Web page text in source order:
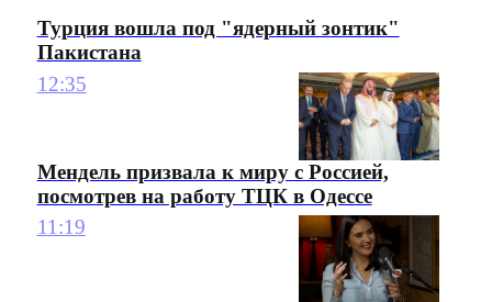
Турция вошла под "ядерный зонтик"
Пакистана
12:35
Мендель призвала к миру с Россией,
посмотрев на работу ТЦК в Одессе
11:19